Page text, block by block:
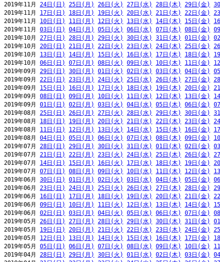
2019年11月 24日(日) 25日(月) 26日(火) 27日(水) 28日(木) 29日(金)
2019年11月 17日(日) 18日(月) 19日(火) 20日(水) 21日(木) 22日(金)
2019年11月 10日(日) 11日(月) 12日(火) 13日(水) 14日(木) 15日(金)
2019年11月 03日(日) 04日(月) 05日(火) 06日(水) 07日(木) 08日(金)
2019年10月 27日(日) 28日(月) 29日(火) 30日(水) 31日(木) 01日(金)
2019年10月 20日(日) 21日(月) 22日(火) 23日(水) 24日(木) 25日(金)
2019年10月 13日(日) 14日(月) 15日(火) 16日(水) 17日(木) 18日(金)
2019年10月 06日(日) 07日(月) 08日(火) 09日(水) 10日(木) 11日(金)
2019年09月 29日(日) 30日(月) 01日(火) 02日(水) 03日(木) 04日(金)
2019年09月 22日(日) 23日(月) 24日(火) 25日(水) 26日(木) 27日(金)
2019年09月 15日(日) 16日(月) 17日(火) 18日(水) 19日(木) 20日(金)
2019年09月 08日(日) 09日(月) 10日(火) 11日(水) 12日(木) 13日(金)
2019年09月 01日(日) 02日(月) 03日(火) 04日(水) 05日(木) 06日(金)
2019年08月 25日(日) 26日(月) 27日(火) 28日(水) 29日(木) 30日(金)
2019年08月 18日(日) 19日(月) 20日(火) 21日(水) 22日(木) 23日(金)
2019年08月 11日(日) 12日(月) 13日(火) 14日(水) 15日(木) 16日(金)
2019年08月 04日(日) 05日(月) 06日(火) 07日(水) 08日(木) 09日(金)
2019年07月 28日(日) 29日(月) 30日(火) 31日(水) 01日(木) 02日(金)
2019年07月 21日(日) 22日(月) 23日(火) 24日(水) 25日(木) 26日(金)
2019年07月 14日(日) 15日(月) 16日(火) 17日(水) 18日(木) 19日(金)
2019年07月 07日(日) 08日(月) 09日(火) 10日(水) 11日(木) 12日(金)
2019年06月 30日(日) 01日(月) 02日(火) 03日(水) 04日(木) 05日(金)
2019年06月 23日(日) 24日(月) 25日(火) 26日(水) 27日(木) 28日(金)
2019年06月 16日(日) 17日(月) 18日(火) 19日(水) 20日(木) 21日(金)
2019年06月 09日(日) 10日(月) 11日(火) 12日(水) 13日(木) 14日(金)
2019年06月 02日(日) 03日(月) 04日(火) 05日(水) 06日(木) 07日(金)
2019年05月 26日(日) 27日(月) 28日(火) 29日(水) 30日(木) 31日(金)
2019年05月 19日(日) 20日(月) 21日(火) 22日(水) 23日(木) 24日(金)
2019年05月 12日(日) 13日(月) 14日(火) 15日(水) 16日(木) 17日(金)
2019年05月 05日(日) 06日(月) 07日(火) 08日(水) 09日(木) 10日(金)
2019年04月 28日(日) 29日(月) 30日(火) 01日(水) 02日(木) 03日(金)